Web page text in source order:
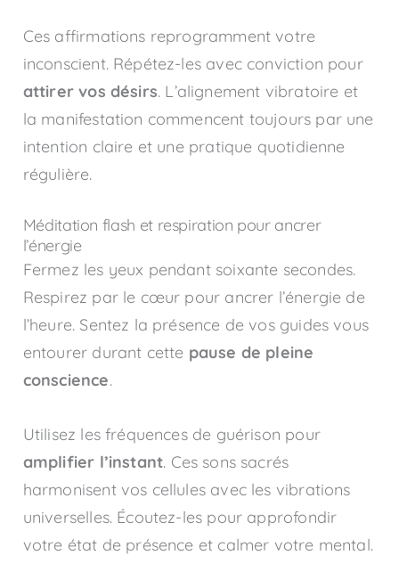
Ces affirmations reprogramment votre
inconscient. Répétez-les avec conviction pour
attirer vos désirs. L’alignement vibratoire et
la manifestation commencent toujours par une
intention claire et une pratique quotidienne
régulière.
Méditation flash et respiration pour ancrer
l’énergie
Fermez les yeux pendant soixante secondes.
Respirez par le cœur pour ancrer l’énergie de
l’heure. Sentez la présence de vos guides vous
entourer durant cette pause de pleine
conscience.
Utilisez les fréquences de guérison pour
amplifier l’instant. Ces sons sacrés
harmonisent vos cellules avec les vibrations
universelles. Écoutez-les pour approfondir
votre état de présence et calmer votre mental.